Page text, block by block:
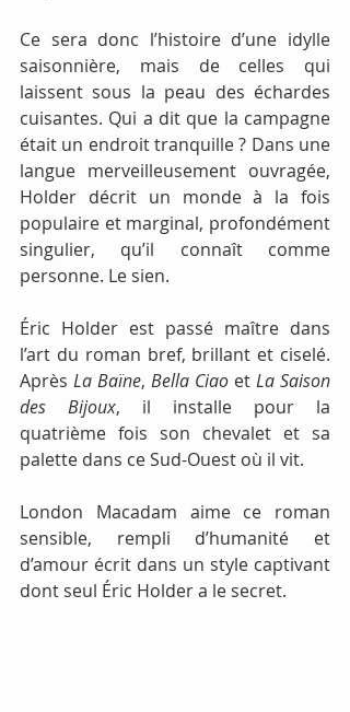
Ce sera donc l’histoire d’une idylle
saisonnière, mais de celles qui
laissent sous la peau des échardes
cuisantes. Qui a dit que la campagne
était un endroit tranquille ? Dans une
langue merveilleusement ouvragée,
Holder décrit un monde à la fois
populaire et marginal, profondément
singulier, qu’il connaît comme
personne. Le sien.
Éric Holder est passé maître dans
l’art du roman bref, brillant et ciselé.
Après La Baïne, Bella Ciao et La Saison
des Bijoux, il installe pour la
quatrième fois son chevalet et sa
palette dans ce Sud-Ouest où il vit.
London Macadam aime ce roman
sensible, rempli d’humanité et
d’amour écrit dans un style captivant
dont seul Éric Holder a le secret.